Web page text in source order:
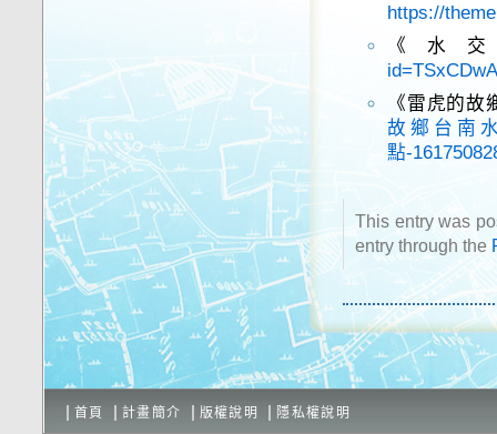
https://
《水
《雷虎的
故鄉台南
點-
This entry was
entry through the
首頁 計畫簡介 版權說明 隱私權說明